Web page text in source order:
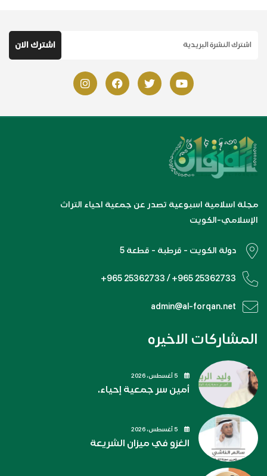
مجلة اسلامية اسبوعية تصدر عن جمعية احياء التراث
الإسلامي-الكويت
دولة الكويت - قرطبة - قطعة 5
+965 25362733 / +965 25362733
admin@al-forqan.net
المشاركات الاخيره
أمين سر جمعية إحياء.
الغزو في ميزان الشريعة